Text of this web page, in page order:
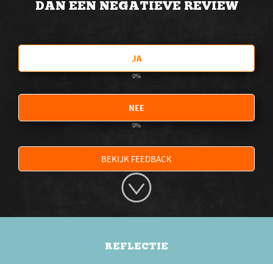
DAN EEN NEGATIEVE REVIEW
JA
0%
NEE
0%
BEKIJK FEEDBACK
REFLECTIE